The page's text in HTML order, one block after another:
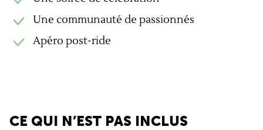
Une communauté de passionnés
Apéro post-ride
CE QUI N’EST PAS INCLUS